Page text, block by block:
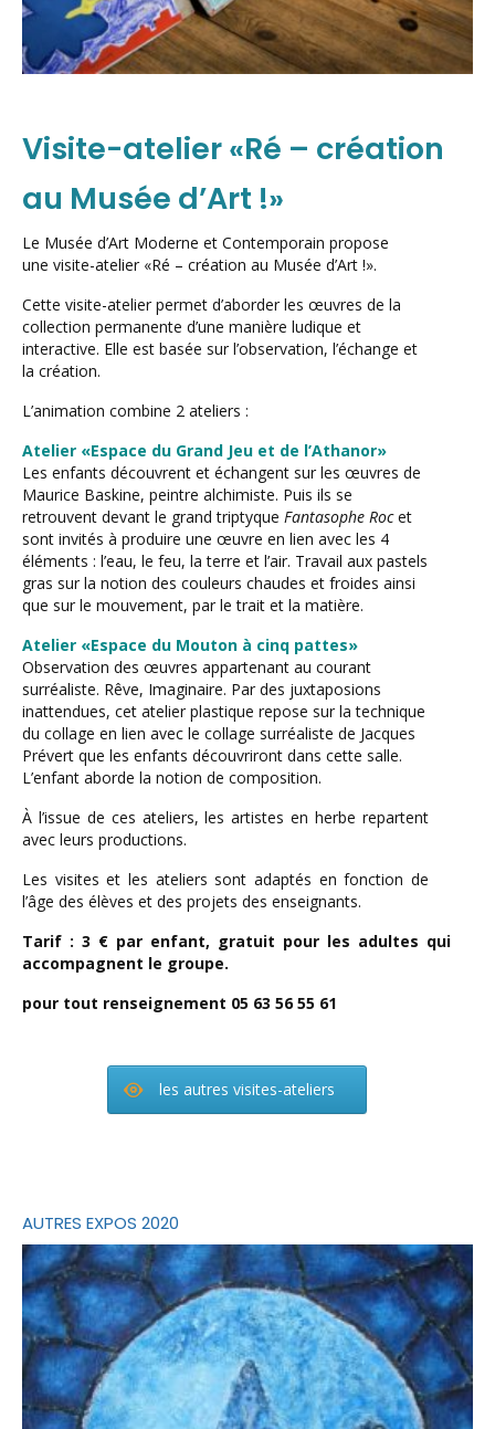
Visite-atelier «Ré – création
au Musée d’Art !»
Le Musée d’Art Moderne et Contemporain propose
une visite-atelier «Ré – création au Musée d’Art !».
Cette visite-atelier permet d’aborder les œuvres de la
collection permanente d’une manière ludique et
interactive. Elle est basée sur l’observation, l’échange et
la création.
L’animation combine 2 ateliers :
Atelier «Espace du Grand Jeu et de l’Athanor»
Les enfants découvrent et échangent sur les œuvres de
Maurice Baskine, peintre alchimiste. Puis ils se
retrouvent devant le grand triptyque Fantasophe Rocet
sont invités à produire une œuvre en lien avec les 4
éléments : l’eau, le feu, la terre et l’air. Travail aux pastels
gras sur la notion des couleurs chaudes et froides ainsi
que sur le mouvement, par le trait et la matière.
Atelier «Espace du Mouton à cinq pattes»
Observation des œuvres appartenant au courant
surréaliste. Rêve, Imaginaire. Par des juxtaposions
inattendues, cet atelier plastique repose sur la technique
du collage en lien avec le collage surréaliste de Jacques
Prévert que les enfants découvriront dans cette salle.
L’enfant aborde la notion de composition.
À l’issue de ces ateliers, les artistes en herbe repartent
avec leurs productions.
Les visites et les ateliers sont adaptés en fonction de
l’âge des élèves et des projets des enseignants.
Tarif : 3 € par enfant, gratuit pour les adultes qui
accompagnent le groupe.
pour tout renseignement 05 63 56 55 61
les autres visites-ateliers
AUTRES EXPOS 2020